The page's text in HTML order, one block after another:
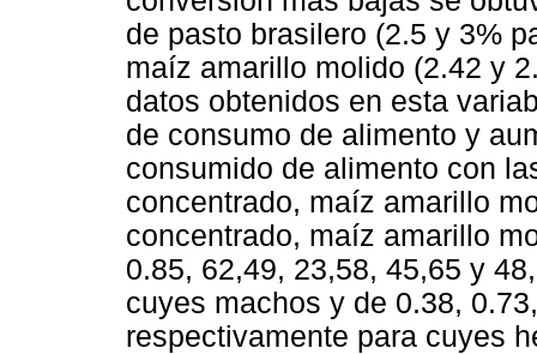
de pasto brasilero (2.5 y 3%
maíz amarillo molido (2.42 y
datos obtenidos en esta
de consumo de alimento y
consumido de alimento con
concentrado, maíz amarillo
concentrado, maíz amarillo
0.85, 62,49, 23,58, 45,65 y
cuyes machos y de 0.38,
respectivamente para cuyes